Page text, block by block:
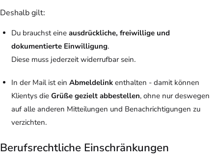
Deshalb gilt:
Du brauchst eine ausdrückliche, freiwillige und
dokumentierte Einwilligung.
Diese muss jederzeit widerrufbar sein.
In der Mail ist ein Abmeldelinkenthalten - damit können
Klientys die Grüße gezielt abbestellen, ohne nur deswegen
auf alle anderen Mitteilungen und Benachrichtigungen zu
verzichten.
Berufsrechtliche Einschränkungen